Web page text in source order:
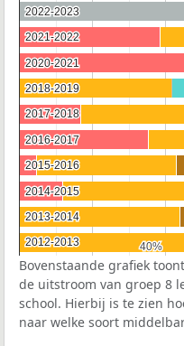
40%
40%
2022-2023
2022-2023
2021-2022
2021-2022
2020-2021
2020-2021
2018-2019
2018-2019
2017-2018
2017-2018
2016-2017
2016-2017
2015-2016
2015-2016
2014-2015
2014-2015
2013-2014
2013-2014
2012-2013
2012-2013
Bovenstaande grafiek
de uitstroom van groep 8
school. Hierbij is te zien
naar welke soort